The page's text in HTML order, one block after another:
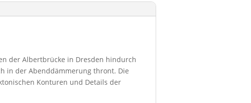
der Albertbrücke in Dresden hindurch
in der Abenddämmerung thront. Die
Konturen und Details der